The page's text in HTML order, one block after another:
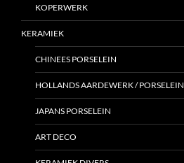
KOPERWERK
KERAMIEK
CHINEES PORSELEIN
HOLLANDS AARDEWERK / PORSELEIN
JAPANS PORSELEIN
ART DECO